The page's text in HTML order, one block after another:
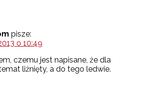
pisze:
o 10:49
czemu jest napisane, że dla
liźnięty, a do tego ledwie.